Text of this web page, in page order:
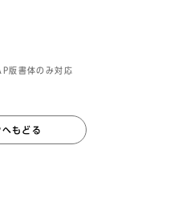
版書体のみ対応
もどる